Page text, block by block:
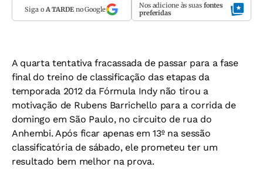
Siga o A TARDEno Google Nos adicione às suas fontes
preferidas
A quarta tentativa fracassada de passar para a fase
final do treino de classificação das etapas da
temporada 2012 da Fórmula Indy não tirou a
motivação de Rubens Barrichello para a corrida de
domingo em São Paulo, no circuito de rua do
Anhembi. Após ficar apenas em 13º na sessão
classificatória de sábado, ele prometeu ter um
resultado bem melhor na prova.